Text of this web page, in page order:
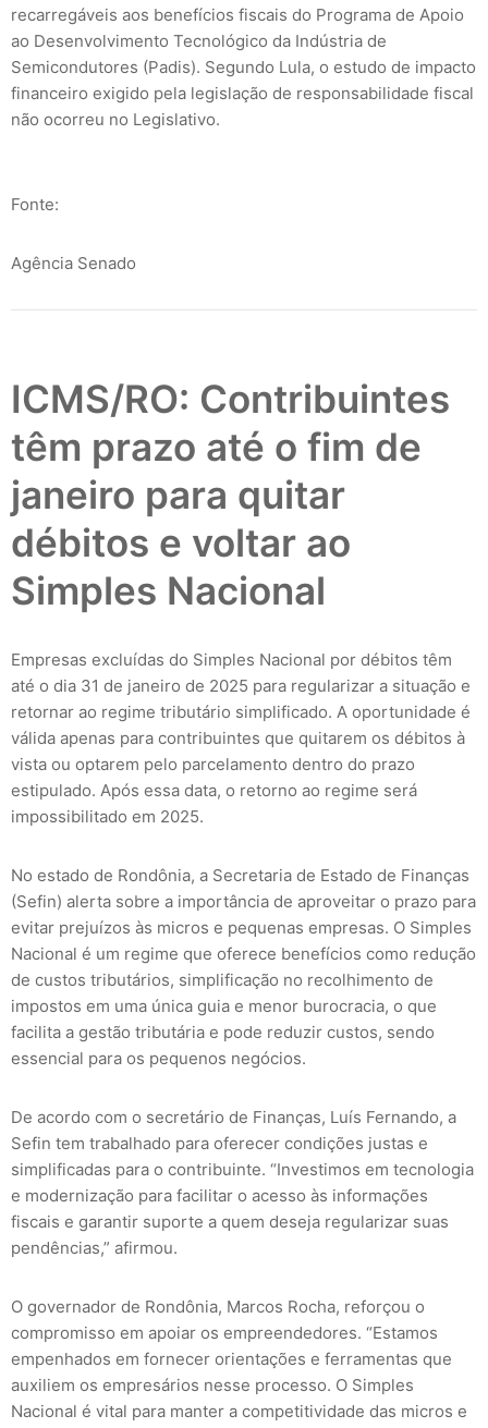
recarregáveis aos benefícios fiscais do Programa de Apoio
ao Desenvolvimento Tecnológico da Indústria de
Semicondutores (Padis). Segundo Lula, o estudo de impacto
financeiro exigido pela legislação de responsabilidade fiscal
não ocorreu no Legislativo.
Fonte:
Agência Senado
ICMS/RO: Contribuintes
têm prazo até o fim de
janeiro para quitar
débitos e voltar ao
Simples Nacional
Empresas excluídas do Simples Nacional por débitos têm
até o dia 31 de janeiro de 2025 para regularizar a situação e
retornar ao regime tributário simplificado. A oportunidade é
válida apenas para contribuintes que quitarem os débitos à
vista ou optarem pelo parcelamento dentro do prazo
estipulado. Após essa data, o retorno ao regime será
impossibilitado em 2025.
No estado de Rondônia, a Secretaria de Estado de Finanças
(Sefin) alerta sobre a importância de aproveitar o prazo para
evitar prejuízos às micros e pequenas empresas. O Simples
Nacional é um regime que oferece benefícios como redução
de custos tributários, simplificação no recolhimento de
impostos em uma única guia e menor burocracia, o que
facilita a gestão tributária e pode reduzir custos, sendo
essencial para os pequenos negócios.
De acordo com o secretário de Finanças, Luís Fernando, a
Sefin tem trabalhado para oferecer condições justas e
simplificadas para o contribuinte. “Investimos em tecnologia
e modernização para facilitar o acesso às informações
fiscais e garantir suporte a quem deseja regularizar suas
pendências,” afirmou.
O governador de Rondônia, Marcos Rocha, reforçou o
compromisso em apoiar os empreendedores. “Estamos
empenhados em fornecer orientações e ferramentas que
auxiliem os empresários nesse processo. O Simples
Nacional é vital para manter a competitividade das micros e